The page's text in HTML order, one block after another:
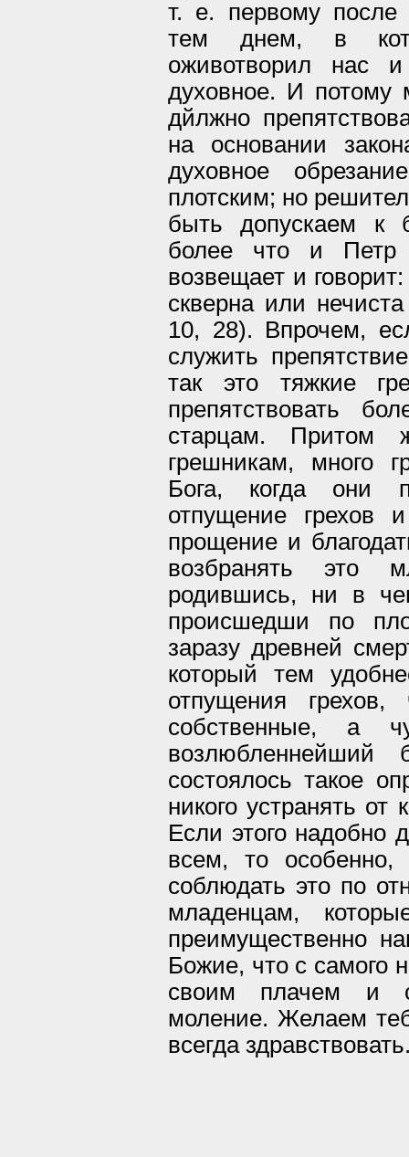
т. е. первому
тем днем, в
оживотворил нас
духовное. И
дйлжно
на основании
духовное
плотским; но
быть допускаем к
более что и Петр
возвещает и
скверна или
10, 28). Впрочем,
служить
так это тяжкие
препятствовать
старцам. Притом
грешникам, много
Бога, когда они
отпущение грехов
прощение и
возбранять это
родившись, ни в
происшедши по
заразу древней
который тем
отпущения
собственные, а
состоялось такое
никого устранять от
Если этого надобно
всем, то
соблюдать это по
младенцам,
преимущественно
Божие, что с самого
своим плачем и
моление. Желаем
всегда